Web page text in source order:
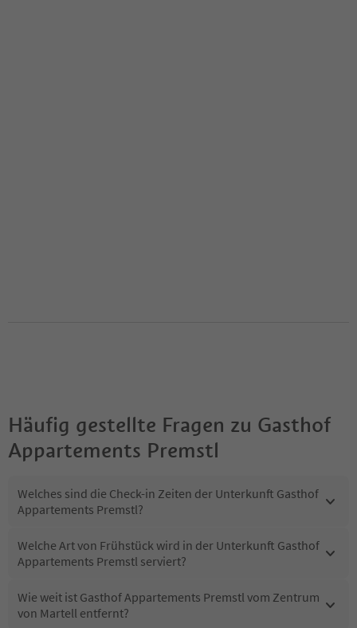
Häufig gestellte Fragen zu Gasthof
Appartements Premstl
Welches sind die Check-in Zeiten der Unterkunft Gasthof
Appartements Premstl?
Welche Art von Frühstück wird in der Unterkunft Gasthof
Appartements Premstl serviert?
Wie weit ist Gasthof Appartements Premstl vom Zentrum
von Martell entfernt?